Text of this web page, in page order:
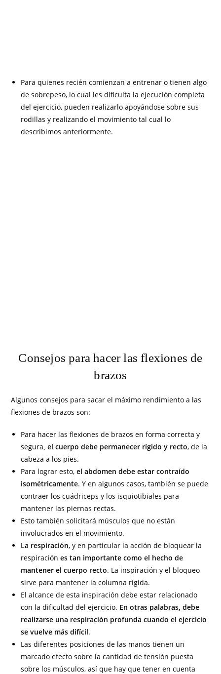
Para quienes recién comienzan a entrenar o tienen algo
de sobrepeso, lo cual les dificulta la ejecución completa
del ejercicio, pueden realizarlo apoyándose sobre sus
rodillas y realizando el movimiento tal cual lo
describimos anteriormente.
Consejos para hacer las flexiones de
brazos
Algunos consejos para sacar el máximo rendimiento a las
flexiones de brazos son:
Para hacer las flexiones de brazos en forma correcta y
segura, el cuerpo debe permanecer rígido y recto, de la
cabeza a los pies.
Para lograr esto,el abdomen debe estar contraído
isométricamente. Y en algunos casos, también se puede
contraer los cuádriceps y los isquiotibiales para
mantener las piernas rectas.
Esto también solicitará músculos que no están
involucrados en el movimiento.
La respiración, y en particular la acción de bloquear la
respiraciónes tan importante como el hecho de
mantener el cuerpo recto. La inspiración y el bloqueo
sirve para mantener la columna rígida.
El alcance de esta inspiración debe estar relacionado
con la dificultad del ejercicio. En otras palabras, debe
realizarse una respiración profunda cuando el ejercicio
se vuelve más difícil.
Las diferentes posiciones de las manos tienen un
marcado efecto sobre la cantidad de tensión puesta
sobre los músculos, así que hay que tener en cuenta